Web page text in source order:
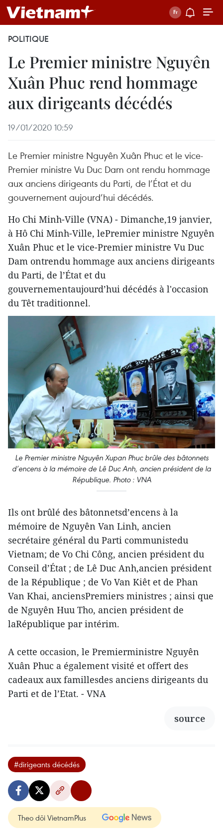
POLITIQUE
Le Premier ministre Nguyên
Xuân Phuc rend hommage
aux dirigeants décédés
19/01/2020 10:59
Le Premier ministre Nguyên Xuân Phuc et le vice-
Premier ministre Vu Duc Dam ont rendu hommage
aux anciens dirigeants du Parti, de l’État et du
gouvernement aujourd’hui décédés.
Ho Chi Minh-Ville (VNA) - Dimanche,19 janvier,
à Hô Chi Minh-Ville, lePremier ministre Nguyên
Xuân Phuc et le vice-Premier ministre Vu Duc
Dam ontrendu hommage aux anciens dirigeants
du Parti, de l’État et du
gouvernementaujourd’hui décédés à l'occasion
du Têt traditionnel.
Le Premier ministre Nguyên Xupan Phuc brûle des bâtonnets
d’encens à la mémoire de Lê Duc Anh, ancien président de la
République. Photo : VNA
Ils ont brûlé des bâtonnetsd’encens à la
mémoire de Nguyên Van Linh, ancien
secrétaire général du Parti communistedu
Vietnam; de Vo Chi Công, ancien président du
Conseil d’État ; de Lê Duc Anh,ancien président
de la République ; de Vo Van Kiêt et de Phan
Van Khai, anciensPremiers ministres ; ainsi que
de Nguyên Huu Tho, ancien président de
laRépublique par intérim.
A cette occasion, le Premierministre Nguyên
Xuân Phuc a également visité et offert des
cadeaux aux famillesdes anciens dirigeants du
Parti et de l’Etat. - VNA
source
#dirigeants décédés
Theo dõi VietnamPlus